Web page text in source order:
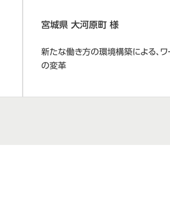
宮城県 大河原町 様
新たな働き方の環境構築による、ワ
の変革